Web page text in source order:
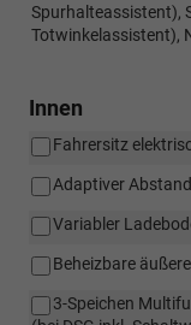
Spurhalteassistent),
Totwinkelassistent),
Innen
Fahrersitz
Adaptiver
Variabler
Beheizbare
3-Speichen